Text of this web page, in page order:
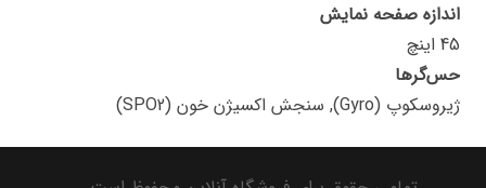
اندازه صفحه نمایش
45 اینچ
حس‌گرها
ژیروسکوپ (Gyro), سنجش اکسیژن خون (SPO2)